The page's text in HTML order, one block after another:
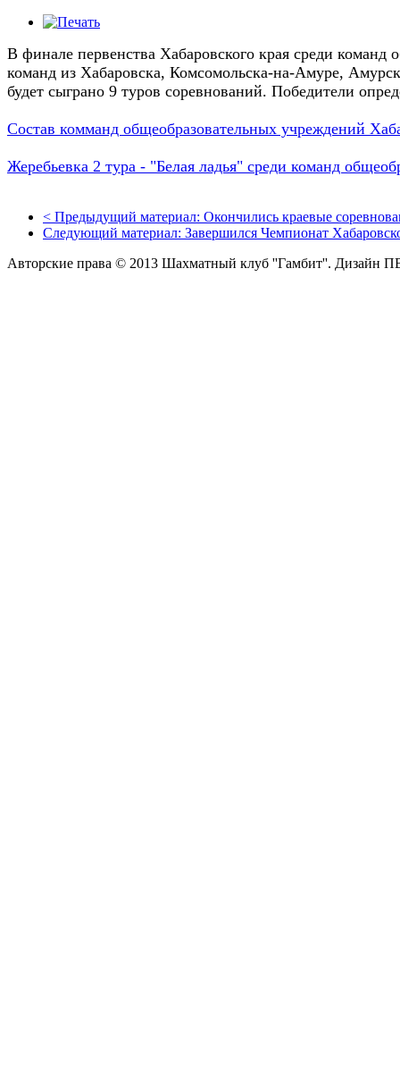
В финале первенства Хабаровского края среди
команд из Хабаровска, Комсомольска-на-Амуре,
будет сыграно 9 туров соревнований. Победители
Состав комманд общеобразовательных учреждений
Жеребьевка 2 тура - "Белая ладья" среди команд
< Предыдущий материал: Окончились краевые
Следующий материал: Завершился Чемпионат
Авторские права © 2013 Шахматный клуб ''Гамбит''. Дизайн